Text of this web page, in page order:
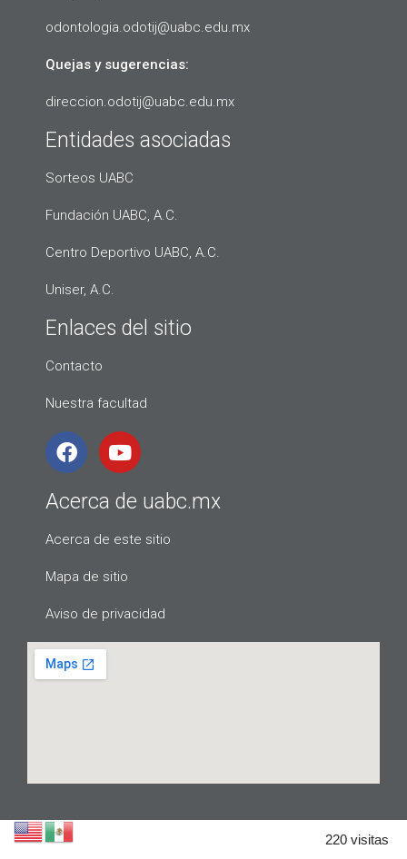
odontologia.odotij@uabc.edu.mx
Quejas y sugerencias:
direccion.odotij@uabc.edu.mx
Entidades asociadas
Sorteos UABC
Fundación UABC, A.C.
Centro Deportivo UABC, A.C.
Uniser, A.C.
Enlaces del sitio
Contacto
Nuestra facultad
Acerca de uabc.mx
Acerca de este sitio
Mapa de sitio
Aviso de privacidad
220 visitas